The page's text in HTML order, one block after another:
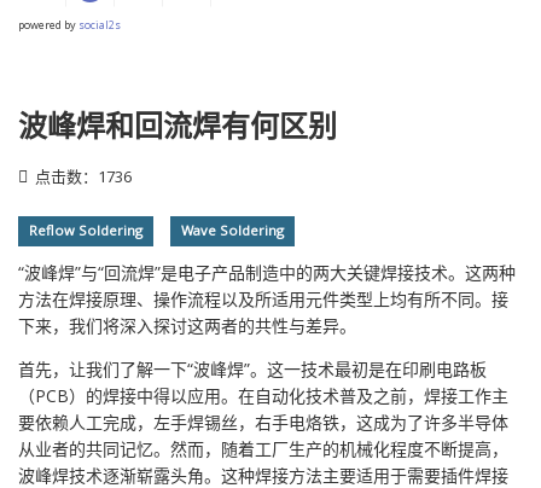
powered by social2s
波峰焊和回流焊有何区别
点击数：1736
Reflow Soldering Wave Soldering
“波峰焊”与“回流焊”是电子产品制造中的两大关键焊接技术。这两种
方法在焊接原理、操作流程以及所适用元件类型上均有所不同。接
下来，我们将深入探讨这两者的共性与差异。
首先，让我们了解一下“波峰焊”。这一技术最初是在印刷电路板
（PCB）的焊接中得以应用。在自动化技术普及之前，焊接工作主
要依赖人工完成，左手焊锡丝，右手电烙铁，这成为了许多半导体
从业者的共同记忆。然而，随着工厂生产的机械化程度不断提高，
波峰焊技术逐渐崭露头角。这种焊接方法主要适用于需要插件焊接